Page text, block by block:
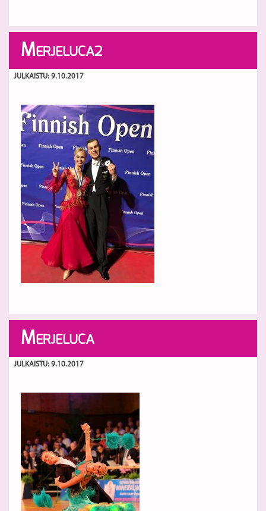
MERJELUCA2
JULKAISTU: 9.10.2017
MERJELUCA
JULKAISTU: 9.10.2017